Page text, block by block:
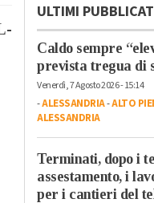
ULTIMI
Caldo sempre
prevista tregua di
Venerdì, 7 Agosto 2026 - 15:14
-ALESSANDRIA-ALTO
ALESSANDRIA
Terminati, dopo i
assestamento, i
per i cantieri del